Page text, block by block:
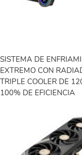
SISTEMA DE
EXTREMO CON
TRIPLE COOLER DE
100% DE EFICIENCIA